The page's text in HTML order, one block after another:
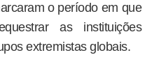
o período em que
as instituições
extremistas globais.